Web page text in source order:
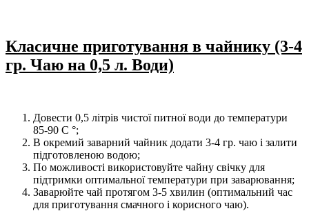
Класичне приготування в чайнику (3-4
гр. Чаю на 0,5 л. Води)
Довести 0,5 літрів чистої питної води до температури
85-90 С °;
В окремий заварний чайник додати 3-4 гр. чаю і залити
підготовленою водою;
По можливості використовуйте чайну свічку для
підтримки оптимальної температури при заварювання;
Заварюйте чай протягом 3-5 хвилин (оптимальний час
для приготування смачного і корисного чаю).